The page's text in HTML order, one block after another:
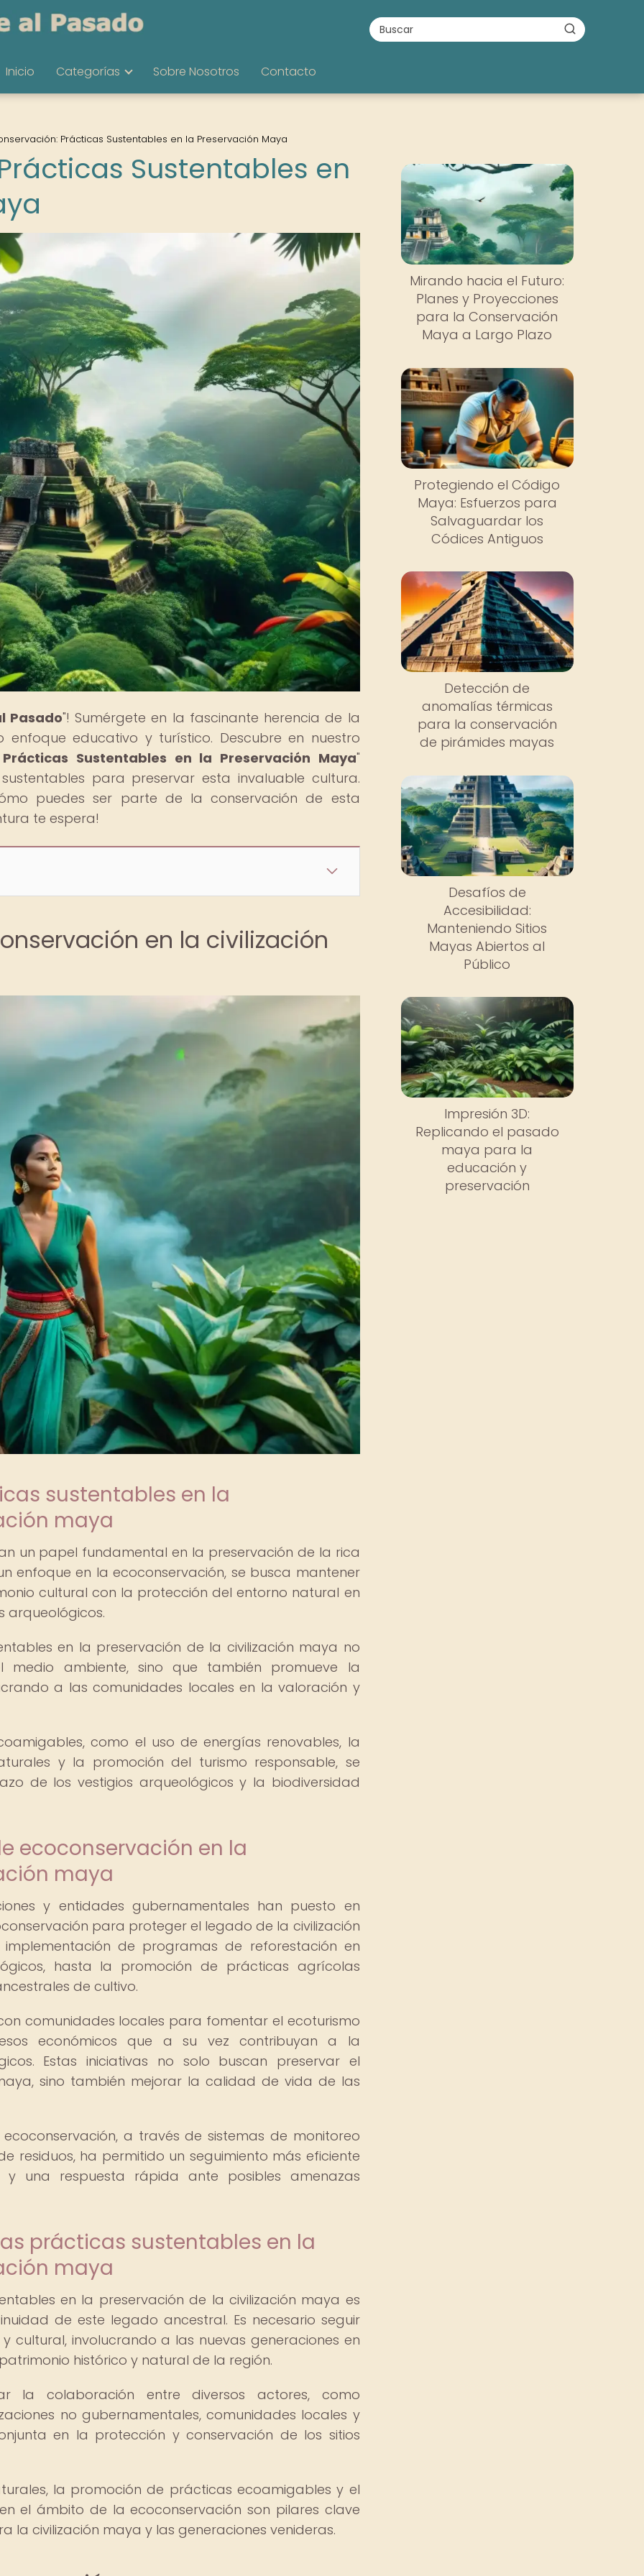
Inicio Categorías Sobre Nosotros Contacto
Prácticas Sustentables en la Preservación Maya
Sustentables en
Pasado"! Sumérgete en la fascinante herencia de la
educativo y turístico. Descubre en nuestro
Prácticas Sustentables en la Preservación Maya"
para preservar esta invaluable cultura.
puedes ser parte de la conservación de esta
te espera!
en la civilización
sustentables en la
maya
un papel fundamental en la preservación de la rica
enfoque en la ecoconservación, se busca mantener
cultural con la protección del entorno natural en
arqueológicos.
en la preservación de la civilización maya no
ambiente, sino que también promueve la
a las comunidades locales en la valoración y
como el uso de energías renovables, la
y la promoción del turismo responsable, se
de los vestigios arqueológicos y la biodiversidad
ecoconservación en la
maya
y entidades gubernamentales han puesto en
para proteger el legado de la civilización
de programas de reforestación en
hasta la promoción de prácticas agrícolas
de cultivo.
comunidades locales para fomentar el ecoturismo
económicos que a su vez contribuyan a la
Estas iniciativas no solo buscan preservar el
sino también mejorar la calidad de vida de las
a través de sistemas de monitoreo
residuos, ha permitido un seguimiento más eficiente
una respuesta rápida ante posibles amenazas
prácticas sustentables en la
maya
en la preservación de la civilización maya es
de este legado ancestral. Es necesario seguir
cultural, involucrando a las nuevas generaciones en
histórico y natural de la región.
la colaboración entre diversos actores, como
no gubernamentales, comunidades locales y
en la protección y conservación de los sitios
la promoción de prácticas ecoamigables y el
el ámbito de la ecoconservación son pilares clave
la civilización maya y las generaciones venideras.
Mirando hacia el Futuro:
Planes y Proyecciones
para la Conservación
Maya a Largo Plazo
Protegiendo el Código
Maya: Esfuerzos para
Salvaguardar los
Códices Antiguos
Detección de
anomalías térmicas
para la conservación
de pirámides mayas
Desafíos de
Accesibilidad:
Manteniendo Sitios
Mayas Abiertos al
Público
Impresión 3D:
Replicando el pasado
maya para la
educación y
preservación